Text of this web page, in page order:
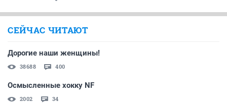
СЕЙЧАС ЧИТАЮТ
Дорогие наши женщины!
38688 400
Осмысленные хокку NF
2002 34